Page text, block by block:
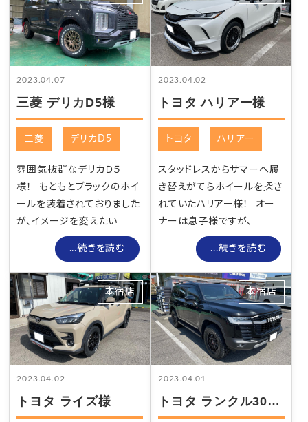
2023.04.07
三菱 デリカD5様
三菱 デリカD5
雰囲気抜群なデリカＤ５
様！ もともとブラックのホイ
ールを装着されておりました
が、イメージを変えたい
...続きを読む
2023.04.02
トヨタ ハリアー様
トヨタ ハリアー
スタッドレスからサマーへ履
き替えがてらホイールを探さ
れていたハリアー様！ オー
ナーは息子様ですが、
...続きを読む
2023.04.02
トヨタ ライズ様
本宿店
2023.04.01
トヨタ ランクル300様
本宿店